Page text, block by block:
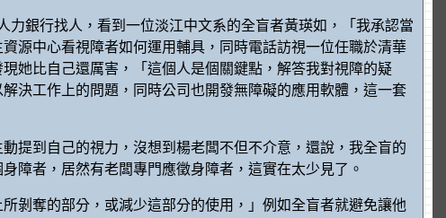
銀行找人，看到一位淡江中文系的全盲者黃瑛如，「我承認當
源中心看視障者如何運用輔具，同時電話訪視一位任職於清華
她比自己還厲害，「這個人是個關鍵點，解答我對視障的疑
決工作上的問題，同時公司也開發無障礙的應用軟體，這一套
提到自己的視力，沒想到楊老闆不但不介意，還說，我全盲的
障者，居然有老闆專門應徵身障者，這實在太少見了。
剝奪的部分，或減少這部分的使用，」例如全盲者就避免讓他